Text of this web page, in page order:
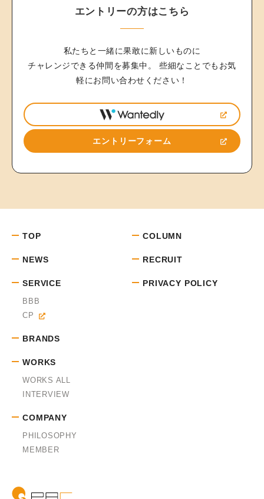
エントリーの方はこちら
私たちと一緒に果敢に新しいものに
チャレンジできる仲間を募集中。
些細なことでもお気
軽にお問い合わせください！
エントリーフォーム
TOP
NEWS
SERVICE
BBB
CP
BRANDS
WORKS
WORKS ALL
INTERVIEW
COMPANY
PHILOSOPHY
MEMBER
COLUMN
RECRUIT
PRIVACY POLICY